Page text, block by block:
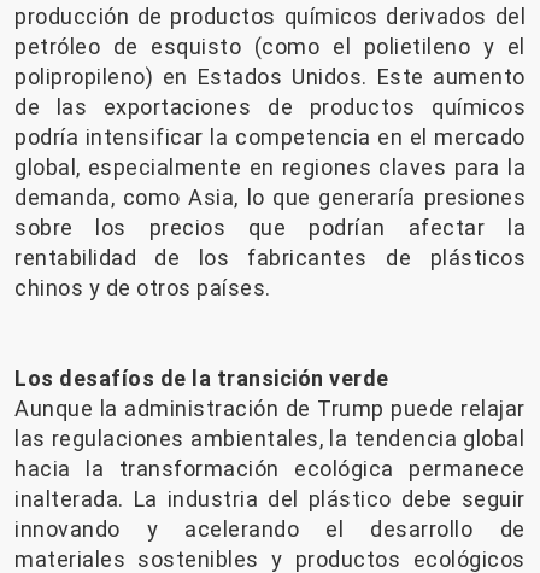
producción de productos químicos derivados del
petróleo de esquisto (como el polietileno y el
polipropileno) en Estados Unidos. Este aumento
de las exportaciones de productos químicos
podría intensificar la competencia en el mercado
global, especialmente en regiones claves para la
demanda, como Asia, lo que generaría presiones
sobre los precios que podrían afectar la
rentabilidad de los fabricantes de plásticos
chinos y de otros países.
Los desafíos de la transición verde
Aunque la administración de Trump puede relajar
las regulaciones ambientales, la tendencia global
hacia la transformación ecológica permanece
inalterada. La industria del plástico debe seguir
innovando y acelerando el desarrollo de
materiales sostenibles y productos ecológicos